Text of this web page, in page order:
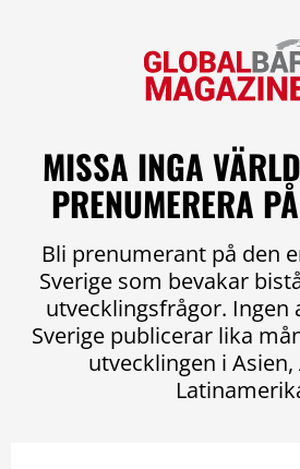
MISSA INGA
PRENUMERERA
Bli prenumerant på den
Sverige som bevakar
utvecklingsfrågor. Ingen
Sverige publicerar lika
utvecklingen i